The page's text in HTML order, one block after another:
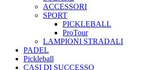
ACCESSORI
SPORT
PICKLEBALL
ProTour
LAMPIONI STRADALI
PADEL
Pickleball
CASI DI SUCCESSO